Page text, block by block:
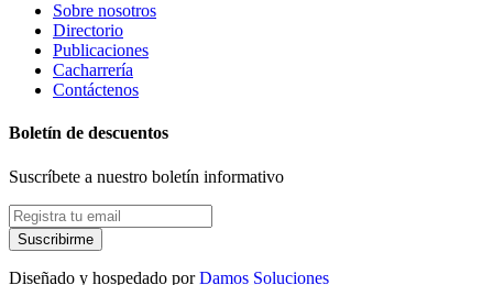
Sobre nosotros
Directorio
Publicaciones
Cacharrería
Contáctenos
Boletín de descuentos
Suscríbete a nuestro boletín informativo
Suscribirme
Diseñado y hospedado porDamos Soluciones